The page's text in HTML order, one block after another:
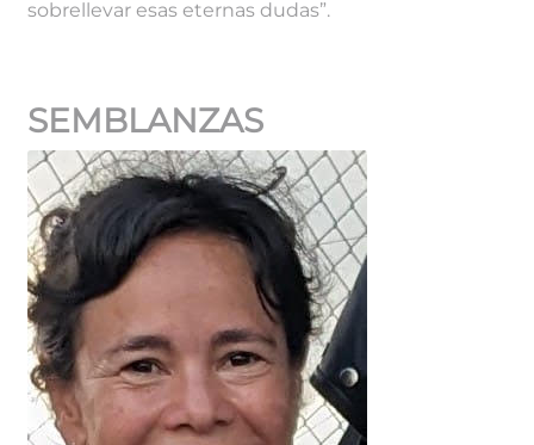
sobrellevar esas eternas dudas”.
SEMBLANZAS